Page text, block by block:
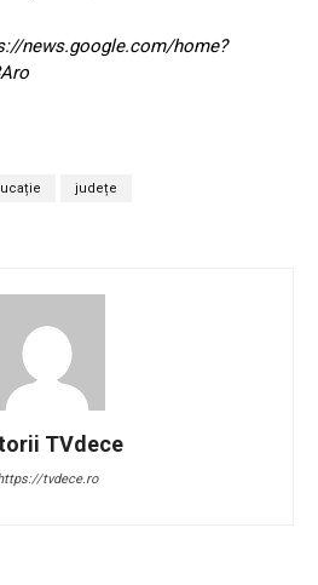
news.google.com/home?
județe
TVdece
tvdece.ro